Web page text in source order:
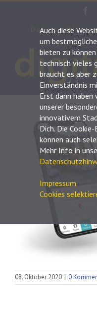
Die
08. Oktober 2020 | 0
Auch diese
um
bieten zu
technisch vieles
braucht es aber
Einverständnis
Erst dann
unserer
innovativem
Dich. Die
können auch
Mehr Info in
Impressum
Cookies